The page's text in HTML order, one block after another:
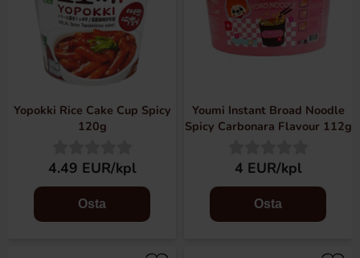
Yopokki Rice Cake Cup Spicy
120g
4.49 EUR/kpl
Osta
Youmi Instant Broad Noodle
Spicy Carbonara Flavour 112g
4 EUR/kpl
Osta